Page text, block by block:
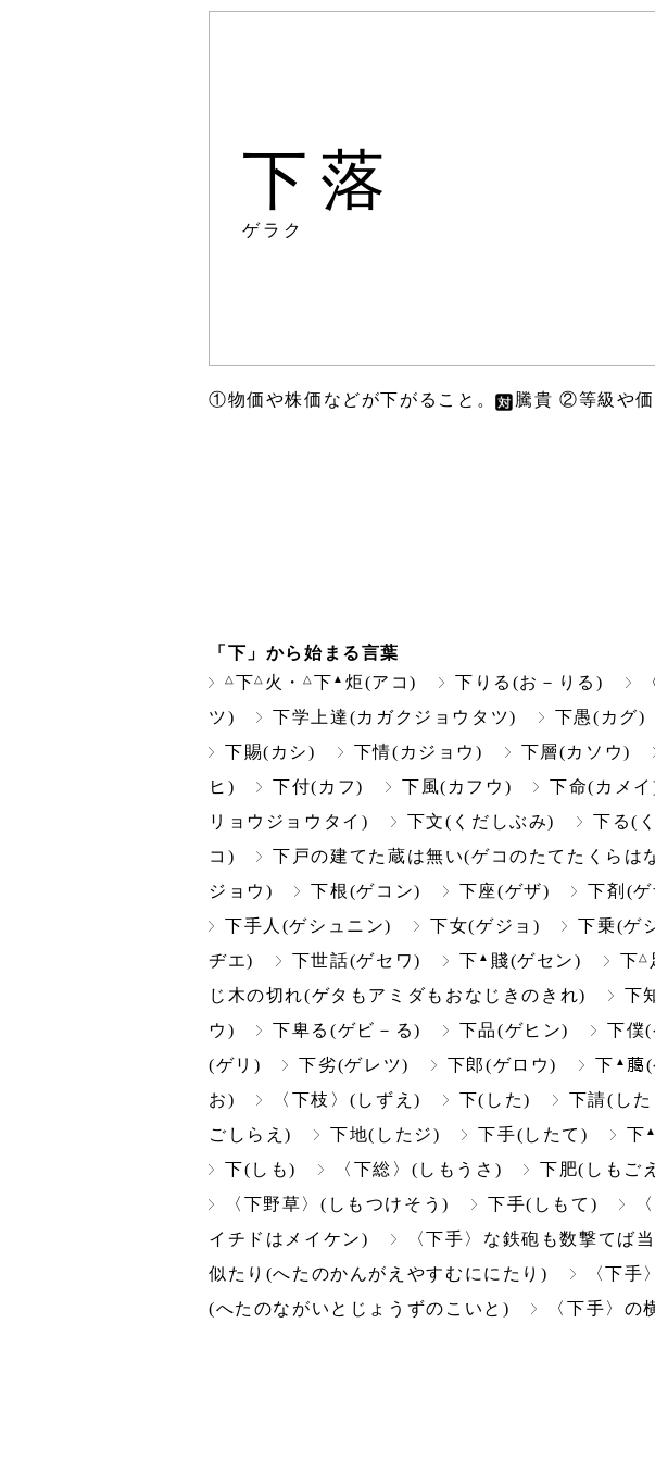
下落
ゲラク
①物価や株価などが下がること。 騰貴 ②等級や
「下」から始まる言葉
△ 下△ 火・△ 下 ▲ 炬(アコ) 下りる(お－りる)
ツ)
下学上達(カガクジョウタツ) 下愚(カグ)
下賜(カシ)
下情(カジョウ) 下層(カソウ)
ヒ)
下付(カフ) 下風(カフウ) 下命(カメイ
リョウジョウタイ)
下文(くだしぶみ) 下る(
コ)
下戸の建てた蔵は無い(ゲコのたてたくらは
ジョウ)
下根(ゲコン) 下座(ゲザ) 下剤(
下手人(ゲシュニン)
下女(ゲジョ) 下乗(ゲ
ヂエ)
下世話(ゲセワ) 下 ▲ 賤(ゲセン) 下△
じ木の切れ(ゲタもアミダもおなじきのきれ)
下
ウ)
下卑る(ゲビ－る) 下品(ゲヒン) 下僕
(ゲリ)
下劣(ゲレツ) 下郎(ゲロウ) 下 ▲﨟
お)
〈下枝〉(しずえ) 下(した) 下請(し
ごしらえ)
下地(したジ) 下手(したて) 下 ▲
下(しも)
〈下総〉(しもうさ) 下肥(しもご
〈下野草〉(しもつけそう)
下手(しもて)
イチドはメイケン)
〈下手〉な鉄砲も数撃てば
似たり(へたのかんがえやすむににたり)
〈下
(へたのながいとじょうずのこいと)
〈下手〉の